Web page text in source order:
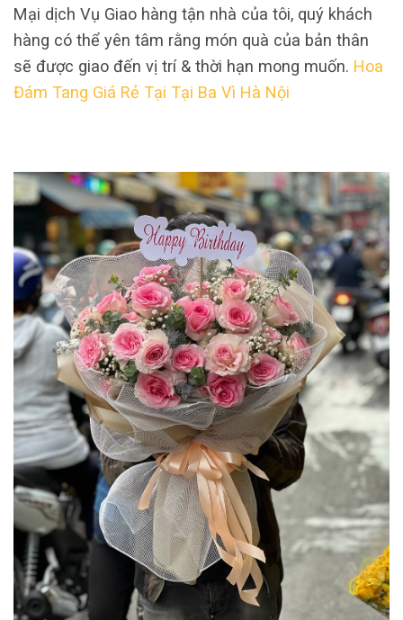
Mại dịch Vụ Giao hàng tận nhà của tôi, quý khách
hàng có thể yên tâm rằng món quà của bản thân
sẽ được giao đến vị trí & thời hạn mong muốn. Hoa
Đám Tang Giá Rẻ Tại Tại Ba Vì Hà Nội